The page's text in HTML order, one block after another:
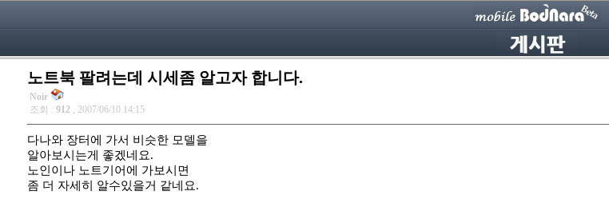
노트북 팔려는데 시세좀 알고자 합니다.
Noir
조회 : 912 , 2007/06/10 14:15
다나와 장터에 가서 비슷한 모델을
알아보시는게 좋겠네요.
노인이나 노트기어에 가보시면
좀 더 자세히 알수있을거 같네요.